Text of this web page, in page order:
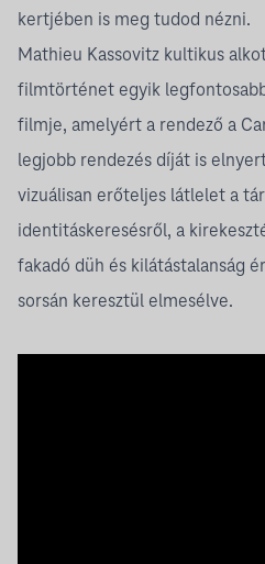
kertjében is meg tudod nézni.
Mathieu Kassovitz kultikus
filmtörténet egyik
filmje, amelyért a rendező a
legjobb rendezés díját is
vizuálisan erőteljes látlelet a
identitáskeresésről, a
fakadó düh és kilátástalanság
sorsán keresztül elmesélve.